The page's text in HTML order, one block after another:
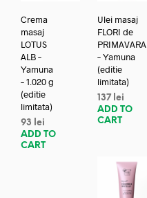
Crema
masaj
LOTUS
ALB –
Yamuna
– 1.020 g
(editie
limitata)
93
lei
ADD TO
CART
Ulei masaj
FLORI de
PRIMAVARA
– Yamuna
(editie
limitata)
137 lei
ADD TO
CART